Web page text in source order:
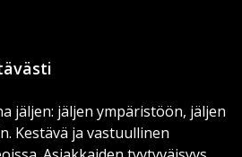
jäljen: jäljen ympäristöön, jäljen
Kestävä ja vastuullinen